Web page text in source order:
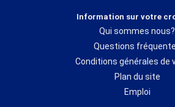
Information sur votre
Qui sommes nous?
Questions
Conditions générales de
Plan du site
Emploi